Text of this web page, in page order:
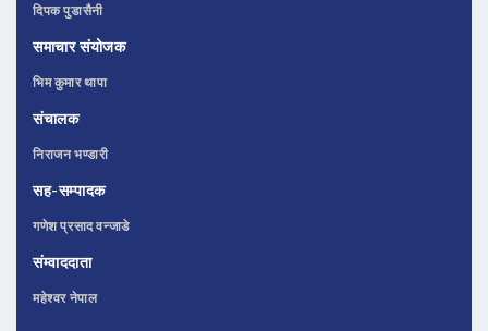
दिपक पुडासैनी
समाचार संयोजक
भिम कुमार थापा
संचालक
निराजन भण्डारी
सह-सम्पादक
गणेश प्रसाद वन्जाडे
संम्वाददाता
महेश्वर नेपाल